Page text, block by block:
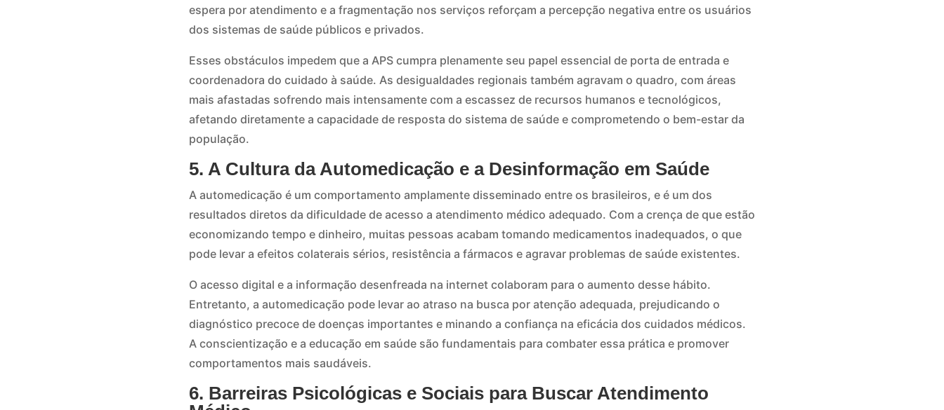
espera por atendimento e a fragmentação nos serviços reforçam a percepção negativa entre os usuários
dos sistemas de saúde públicos e privados.
Esses obstáculos impedem que a APS cumpra plenamente seu papel essencial de porta de entrada e
coordenadora do cuidado à saúde. As desigualdades regionais também agravam o quadro, com áreas
mais afastadas sofrendo mais intensamente com a escassez de recursos humanos e tecnológicos,
afetando diretamente a capacidade de resposta do sistema de saúde e comprometendo o bem-estar da
população.
5. A Cultura da Automedicação e a Desinformação em Saúde
A automedicação é um comportamento amplamente disseminado entre os brasileiros, e é um dos
resultados diretos da dificuldade de acesso a atendimento médico adequado. Com a crença de que estão
economizando tempo e dinheiro, muitas pessoas acabam tomando medicamentos inadequados, o que
pode levar a efeitos colaterais sérios, resistência a fármacos e agravar problemas de saúde existentes.
O acesso digital e a informação desenfreada na internet colaboram para o aumento desse hábito.
Entretanto, a automedicação pode levar ao atraso na busca por atenção adequada, prejudicando o
diagnóstico precoce de doenças importantes e minando a confiança na eficácia dos cuidados médicos.
A conscientização e a educação em saúde são fundamentais para combater essa prática e promover
comportamentos mais saudáveis.
6. Barreiras Psicológicas e Sociais para Buscar Atendimento